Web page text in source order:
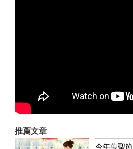
推薦文章
今年萬聖